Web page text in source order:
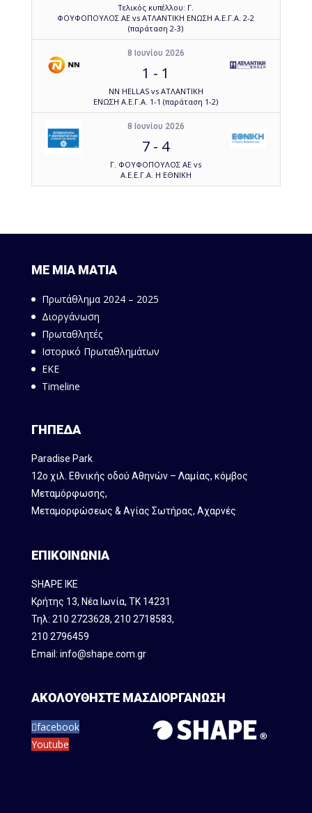
Τελικός κυπέλλου: Γ.
ΦΟΥΦΟΠΟΥΛΟΣ ΑΕ vs ΑΤΛΑΝΤΙΚΗ ΕΝΩΣΗ Α.Ε.Γ.Α. 2-2
(παράταση 2-3)
8 Ιουνίου 2026
1 - 1
NN HELLAS vs ΑΤΛΑΝΤΙΚΗ
ΕΝΩΣΗ Α.Ε.Γ.Α. 1-1 (παράταση 1-2)
8 Ιουνίου 2026
7 - 4
Γ. ΦΟΥΦΟΠΟΥΛΟΣ ΑΕ vs
Α.Ε.Ε.Γ.Α. Η ΕΘΝΙΚΗ
ΜΕ ΜΙΑ ΜΑΤΙΑ
Πρωτάθλημα 2024 – 2025
Διοργάνωση
Πρωταθλητές
Ιστορικό Πρωταθλημάτων
ΕΚΕ
Timeline
ΓΗΠΕΔΑ
Paradise Park
12ο χιλ. Εθνικής οδού Αθηνών – Λαμίας, κόμβος
Mεταμόρφωσης,
Μεταμορφώσεως & Αγίας Σωτήρας, Αχαρνές
ΕΠΙΚΟΙΝΩΝΙΑ
SHAPE IKE
Κρήτης 13, Νέα Ιωνία, ΤΚ 14231
Τηλ: 210 2723628, 210 2718583,
210 2796459
Email: info@shape.com.gr
ΑΚΟΛΟΥΘΗΣΤΕ ΜΑΣ
facebook
Youtube
ΔΙΟΡΓΑΝΩΣΗ